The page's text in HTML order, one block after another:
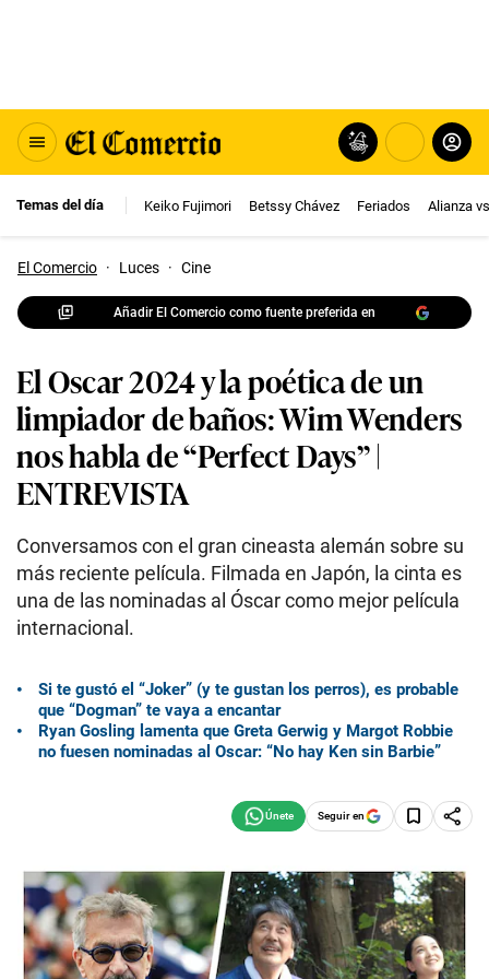
Temas del día Keiko Fujimori Betssy Chávez Feriados Alianza
El Comercio · Luces · Cine
Añadir El Comercio como fuente preferida en
El Oscar 2024 y la poética de un
limpiador de baños: Wim Wenders
nos habla de “Perfect Days” |
ENTREVISTA
Conversamos con el gran cineasta alemán sobre su
más reciente película. Filmada en Japón, la cinta es
una de las nominadas al Óscar como mejor película
internacional.
Si te gustó el “Joker” (y te gustan los perros), es probable
que “Dogman” te vaya a encantar
Ryan Gosling lamenta que Greta Gerwig y Margot Robbie
no fuesen nominadas al Oscar: “No hay Ken sin Barbie”
Seguir en